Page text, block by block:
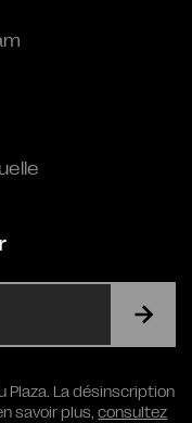
Plaza. La désinscription
savoir plus,consultez